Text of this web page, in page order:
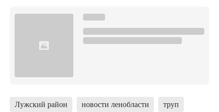
Лужский район новости ленобласти труп